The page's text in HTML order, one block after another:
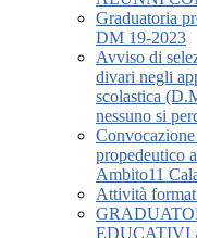
Graduatoria
DM 19-2023
Avviso di
divari negli
scolastica
nessuno si
propedeutico
Ambito11
Attività
EDUCATIVI